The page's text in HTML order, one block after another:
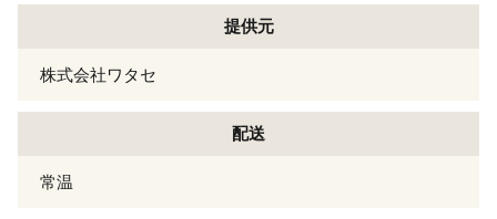
提供元
株式会社ワタセ
配送
常温